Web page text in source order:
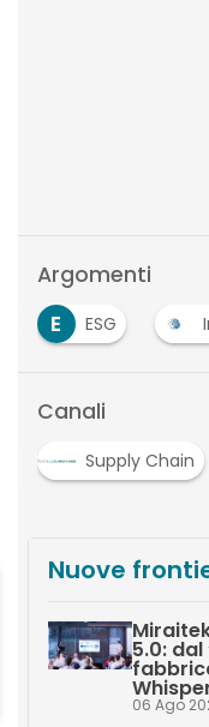
Argomenti
Intelligenza
Canali
Supply Chain
Nuove
5.0:
06 Ago